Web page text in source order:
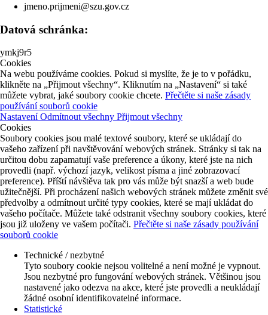
jmeno.prijmeni@szu.gov.cz
Datová schránka:
ymkj9r5
Cookies
Na webu používáme cookies. Pokud si myslíte, že je to v pořádku,
klikněte na „Přijmout všechny“. Kliknutím na „Nastavení“ si také
můžete vybrat, jaké soubory cookie chcete. Přečtěte si naše zásady
používání souborů cookie
NastaveníOdmítnout všechny Přijmout všechny
Cookies
Soubory cookies jsou malé textové soubory, které se ukládají do
vašeho zařízení při navštěvování webových stránek. Stránky si tak na
určitou dobu zapamatují vaše preference a úkony, které jste na nich
provedli (např. výchozí jazyk, velikost písma a jiné zobrazovací
preference). Příští návštěva tak pro vás může být snazší a web bude
užitečnější. Při procházení našich webových stránek můžete změnit své
předvolby a odmítnout určité typy cookies, které se mají ukládat do
vašeho počítače. Můžete také odstranit všechny soubory cookies, které
jsou již uloženy ve vašem počítači. Přečtěte si naše zásady používání
souborů cookie
Technické / nezbytné
Tyto soubory cookie nejsou volitelné a není možné je vypnout.
Jsou nezbytné pro fungování webových stránek. Většinou jsou
nastavené jako odezva na akce, které jste provedli a neukládají
žádné osobní identifikovatelné informace.
Statistické